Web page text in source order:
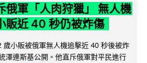
俄軍「人肉狩獵」 無人機
販近 40 秒仍被炸傷
歲小販被俄軍無人機追擊近 40 秒後被炸
澤連斯基公開。他直斥俄軍對平民進行